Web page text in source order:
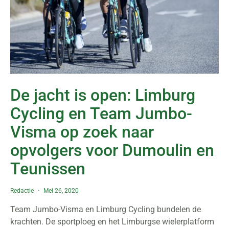
De jacht is open: Limburg
Cycling en Team Jumbo-
Visma op zoek naar
opvolgers voor Dumoulin en
Teunissen
Redactie Mei 26, 2020
Team Jumbo-Visma en Limburg Cycling bundelen de
krachten. De sportploeg en het Limburgse wielerplatform